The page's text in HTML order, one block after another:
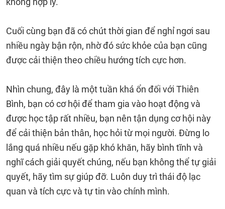
Cuối cùng bạn đã có chút thời gian để nghỉ ngơi sau
nhiều ngày bận rộn, nhờ đó sức khỏe của bạn cũng
được cải thiện theo chiều hướng tích cực hơn.
Nhìn chung, đây là một tuần khá ổn đối với Thiên
Bình, bạn có cơ hội để tham gia vào hoạt động và
được học tập rất nhiều, bạn nên tận dụng cơ hội này
để cải thiện bản thân, học hỏi từ mọi người. Đừng lo
lắng quá nhiều nếu gặp khó khăn, hãy bình tĩnh và
nghĩ cách giải quyết chúng, nếu bạn không thể tự giải
quyết, hãy tìm sự giúp đỡ. Luôn duy trì thái độ lạc
quan và tích cực và tự tin vào chính mình.